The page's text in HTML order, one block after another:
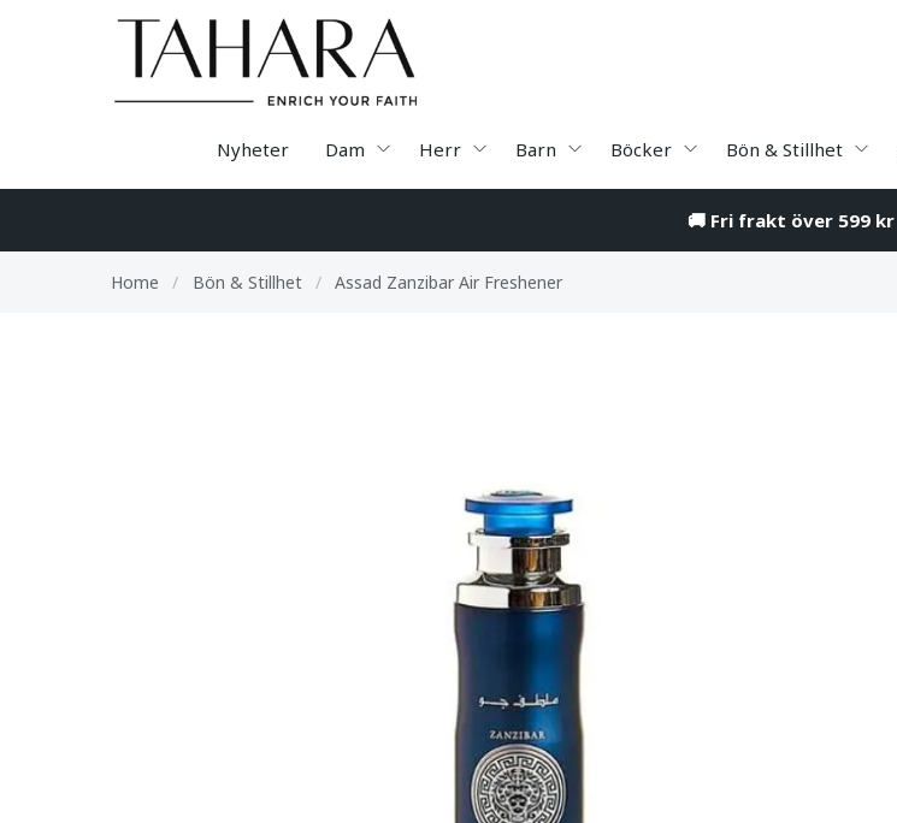
Nyheter Dam Herr Barn Böcker Bön & Stillhet
🚚 Fri frakt över 599 kr
Home / Bön & Stillhet / Assad Zanzibar Air Freshener